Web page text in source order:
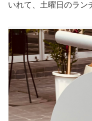
いれて、土曜日のラン